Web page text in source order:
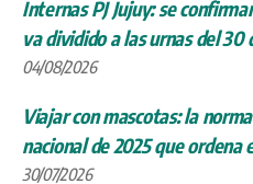
Internas PJ Jujuy: se
va dividido a las urnas del 30
04/08/2026
Viajar con mascotas: la
nacional de 2025 que ordena
30/07/2026